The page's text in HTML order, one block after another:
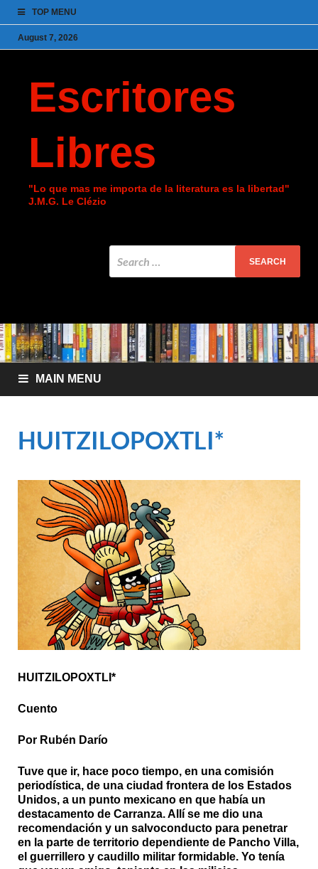
TOP MENU
August 7, 2026
Escritores
Libres
"Lo que mas me importa de la literatura es la libertad"
J.M.G. Le Clézio
MAIN MENU
HUITZILOPOXTLI*
HUITZILOPOXTLI*
Cuento
Por Rubén Darío
Tuve que ir, hace poco tiempo, en una comisión
periodística, de una ciudad frontera de los Estados
Unidos, a un punto mexicano en que había un
destacamento de Carranza. Allí se me dio una
recomendación y un salvoconducto para penetrar
en la parte de territorio dependiente de Pancho Villa,
el guerrillero y caudillo militar formidable. Yo tenía